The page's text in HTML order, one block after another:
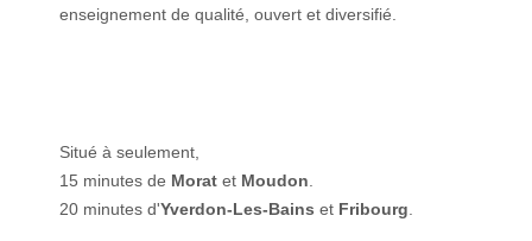
enseignement de qualité, ouvert et diversifié.
Situé à seulement,
15 minutes de Morat et Moudon
20 minutes d'Yverdon-Les-Bains et Fribourg